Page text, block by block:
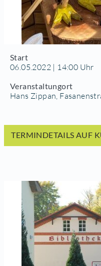
Start
06.05.2022 | 14:00 Uhr
Veranstaltungort
Hans Zippan,
TERMINDETAILS AUF